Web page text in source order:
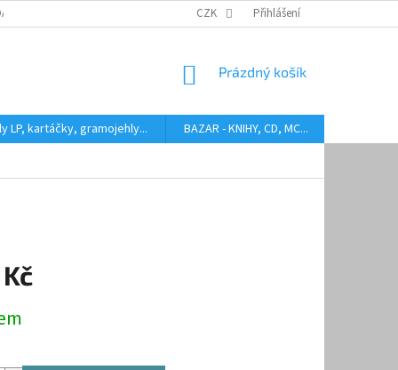
HODNOCENÍ STAVU BAZAROVÝCH LP AUDIOKAZETY ANEB
CZK Přihlášení
NÁKUPNÍ
Prázdný košík
LP, kartáčky, gramojehly... BAZAR - KNIHY, CD, MC...